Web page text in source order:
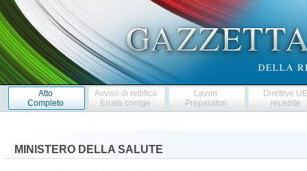
Atto
Completo
Avviso di rettifica
Errata corrige
Lavori
Preparatori
Direttive
recepite
MINISTERO DELLA SALUTE